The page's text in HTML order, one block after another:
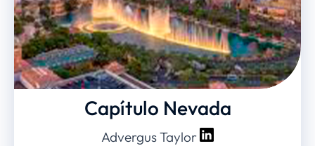
Capítulo Nevada
Advergus Taylor